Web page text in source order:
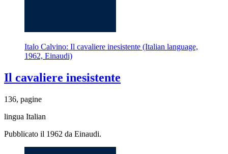
Italo Calvino: Il cavaliere inesistente (Italian language,
1962, Einaudi)
Il cavaliere inesistente
136, pagine
lingua Italian
Pubblicato il 1962 da Einaudi.